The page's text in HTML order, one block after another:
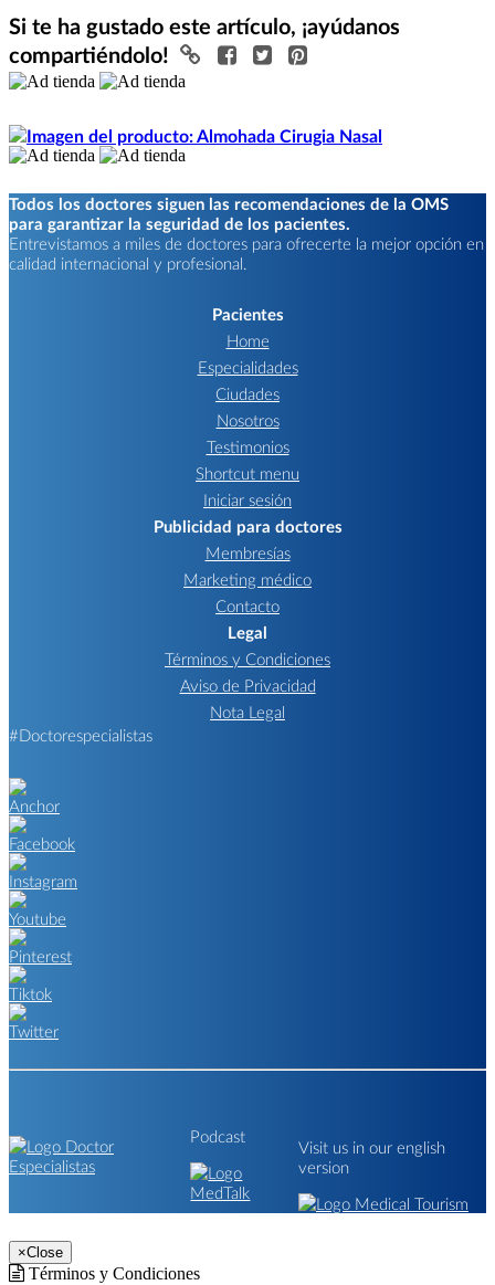
Si te ha gustado este artículo, ¡ayúdanos
compartiéndolo!
Todos los doctores siguen las recomendaciones de la OMS
para garantizar la seguridad de los pacientes.
Entrevistamos a miles de doctores para ofrecerte la mejor opción en
calidad internacional y profesional.
Pacientes
Home
Especialidades
Ciudades
Nosotros
Testimonios
Shortcut menu
Iniciar sesión
Publicidad para doctores
Membresías
Marketing médico
Contacto
Legal
Términos y Condiciones
Aviso de Privacidad
Nota Legal
#Doctorespecialistas
Podcast
Visit us in our english
version
×Close
Términos y Condiciones